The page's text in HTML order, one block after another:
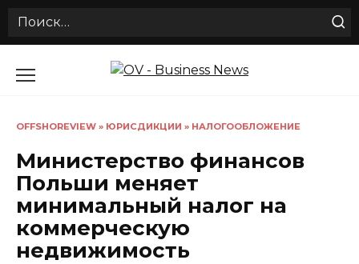
Search
OFFSHOREVIEW » ЮРИСДИКЦИИ » НАЛОГООБЛОЖЕНИЕ
Министерство финансов
Польши меняет
минимальный налог на
коммерческую
недвижимость